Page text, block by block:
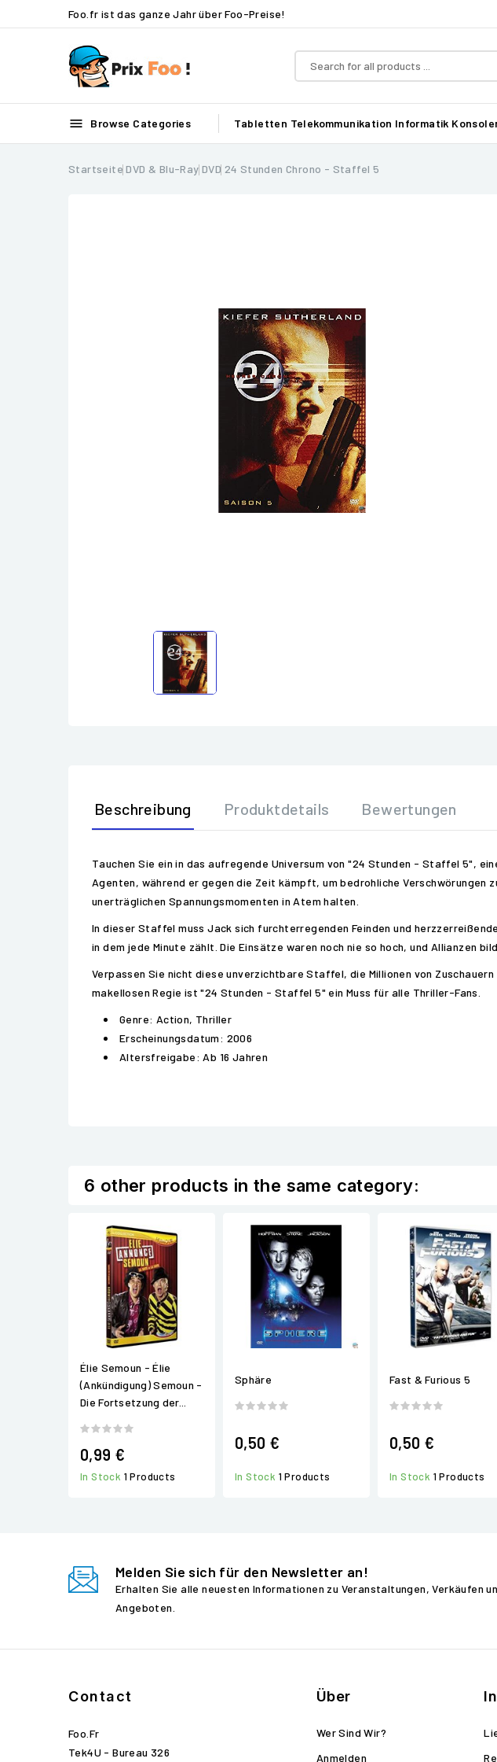
Foo.fr ist das ganze Jahr über Foo-Preise!
 Browse Categories Tabletten Telekommunikation Informatik
Startseite DVD & Blu-Ray DVD 24 Stunden Chrono - Staffel 5
Beschreibung Produktdetails Bewertungen
Tauchen Sie ein in das aufregende Universum von "24 Stunden - Staffel 5",
Agenten, während er gegen die Zeit kämpft, um bedrohliche
unerträglichen Spannungsmomenten in Atem halten.
In dieser Staffel muss Jack sich furchterregenden Feinden und
in dem jede Minute zählt. Die Einsätze waren noch nie so hoch, und Allianzen
Verpassen Sie nicht diese unverzichtbare Staffel, die Millionen von
makellosen Regie ist "24 Stunden - Staffel 5" ein Muss für alle Thriller-Fans.
Genre: Action, Thriller
Erscheinungsdatum: 2006
Altersfreigabe: Ab 16 Jahren
6 other products in the same category:
Élie Semoun - Élie
(Ankündigung) Semoun -
Die Fortsetzung der...
0,99 €
In Stock 1 Products
Sphäre
0,50 €
In Stock 1 Products
Fast & Furious 5
0,50 €
In Stock 1 Products
Melden Sie sich für den Newsletter an!
Erhalten Sie alle neuesten Informationen zu Veranstaltungen, Verkäufen
Angeboten.
Contact
Foo.fr
Tek4U - Bureau 326
Über
Wer Sind Wir?
Anmelden